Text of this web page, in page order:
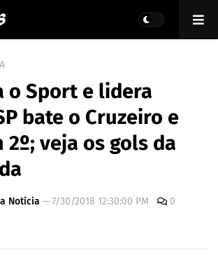
o Sport e lidera
bate o Cruzeiro e
2º; veja os gols da
Notícia —7/30/2018 12:30:00 PM 0